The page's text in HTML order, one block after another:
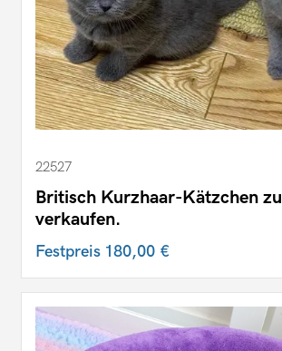
22527
Britisch Kurzhaar-Kätzchen zu
verkaufen.
Festpreis 180,00 €